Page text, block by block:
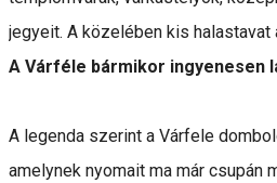
jegyeit. A közelében kis halastavat
A Várféle bármikor ingyenesen
A legenda szerint a Várfele
amelynek nyomait ma már csupán